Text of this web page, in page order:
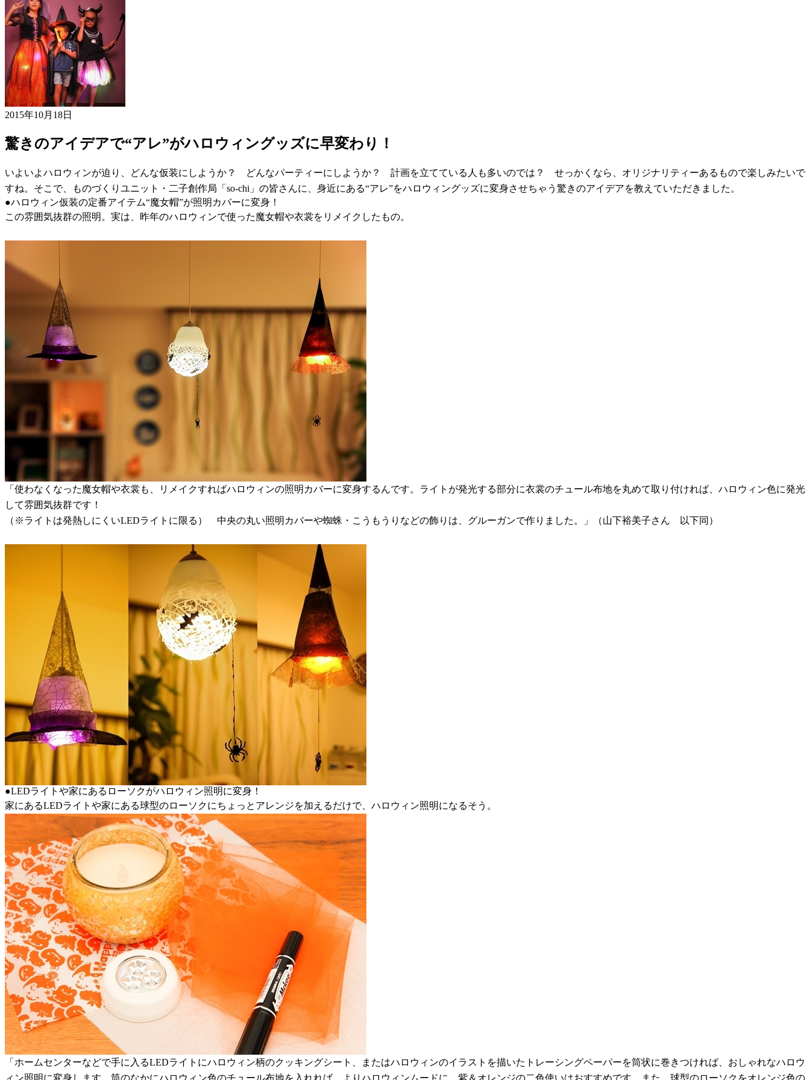
2015年10月18日
驚きのアイデアで“アレ”がハロウィングッズに早変わり！
いよいよハロウィンが迫り、どんな仮装にしようか？ どんなパーティーにしようか？ 計画を立てている人も多いのでは？ せっかくなら、オリジナリティーあるもので楽しみたいで
すね。そこで、ものづくりユニット・二子創作局「so-chi」の皆さんに、身近にある“アレ”をハロウィングッズに変身させちゃう驚きのアイデアを教えていただきました。
●ハロウィン仮装の定番アイテム“魔女帽”が照明カバーに変身！
この雰囲気抜群の照明。実は、昨年のハロウィンで使った魔女帽や衣裳をリメイクしたもの。
「使わなくなった魔女帽や衣裳も、リメイクすればハロウィンの照明カバーに変身するんです。ライトが発光する部分に衣裳のチュール布地を丸めて取り付ければ、ハロウィン色に発光
して雰囲気抜群です！
（※ライトは発熱しにくいLEDライトに限る） 中央の丸い照明カバーや蜘蛛・こうもうりなどの飾りは、グルーガンで作りました。」（山下裕美子さん 以下同）
●LEDライトや家にあるローソクがハロウィン照明に変身！
家にあるLEDライトや家にある球型のローソクにちょっとアレンジを加えるだけで、ハロウィン照明になるそう。
「ホームセンターなどで手に入るLEDライトにハロウィン柄のクッキングシート、またはハロウィンのイラストを描いたトレーシングペーパーを筒状に巻きつければ、おしゃれなハロウ
ィン照明に変身します。筒のなかにハロウィン色のチュール布地を入れれば、よりハロウィンムードに。紫＆オレンジの二色使いはおすすめです。また、球型のローソクをオレンジ色の